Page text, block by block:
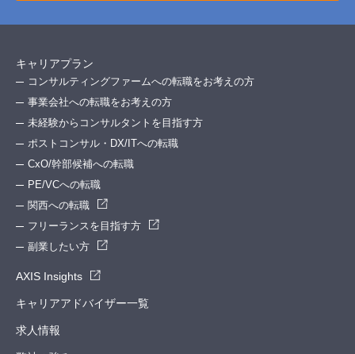
キャリアプラン
コンサルティングファームへの転職をお考えの方
事業会社への転職をお考えの方
未経験からコンサルタントを目指す方
ポストコンサル・DX/ITへの転職
CxO/幹部候補への転職
PE/VCへの転職
関西への転職
フリーランスを目指す方
副業したい方
AXIS Insights
キャリアアドバイザー一覧
求人情報